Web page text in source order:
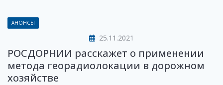
АНОНСЫ
25.11.2021
РОСДОРНИИ расскажет о применении
метода георадиолокации в дорожном
хозяйстве